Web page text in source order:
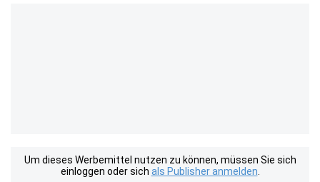
Um dieses Werbemittel nutzen zu können, müssen Sie sich
einloggen oder sich als Publisher anmelden